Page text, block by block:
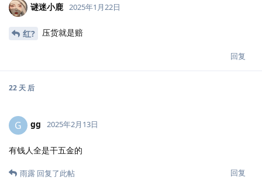
谜迷小鹿 2025年1月22日
红?️ 压货就是赔
回复
22 天 后
G gg 2025年2月13日
有钱人全是干五金的
回复
雨露 回复了此帖